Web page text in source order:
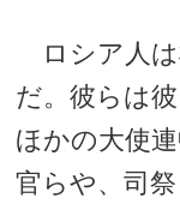
ロシア人は
だ。彼らは
ほかの大使
官らや、司